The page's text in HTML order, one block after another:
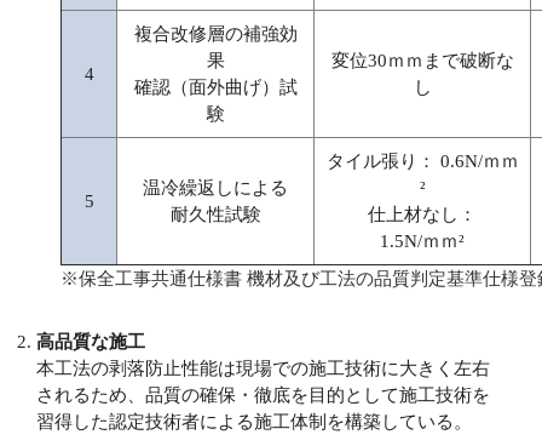
4
複合改修層の補強効
果
確認（面外曲げ）試
験
変位30ｍｍまで破断な
し
5
温冷繰返しによる
耐久性試験
タイル張り： 0.6N/ｍｍ
²
仕上材なし：
1.5N/ｍｍ²
※保全工事共通仕様書 機材及び工法の品質判定基準仕様登
高品質な施工
本工法の剥落防止性能は現場での施工技術に大きく左右
されるため、品質の確保・徹底を目的として施工技術を
習得した認定技術者による施工体制を構築している。